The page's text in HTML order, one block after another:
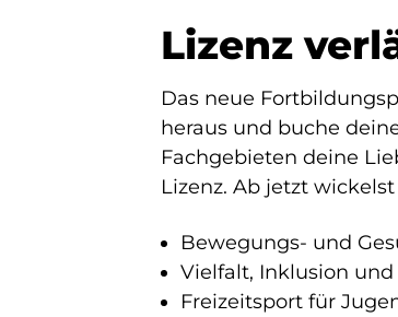
Lizenz
Das neue
heraus und buche
Fachgebieten deine
Lizenz. Ab jetzt
Bewegungs- und
Vielfalt, Inklusion
Freizeitsport für